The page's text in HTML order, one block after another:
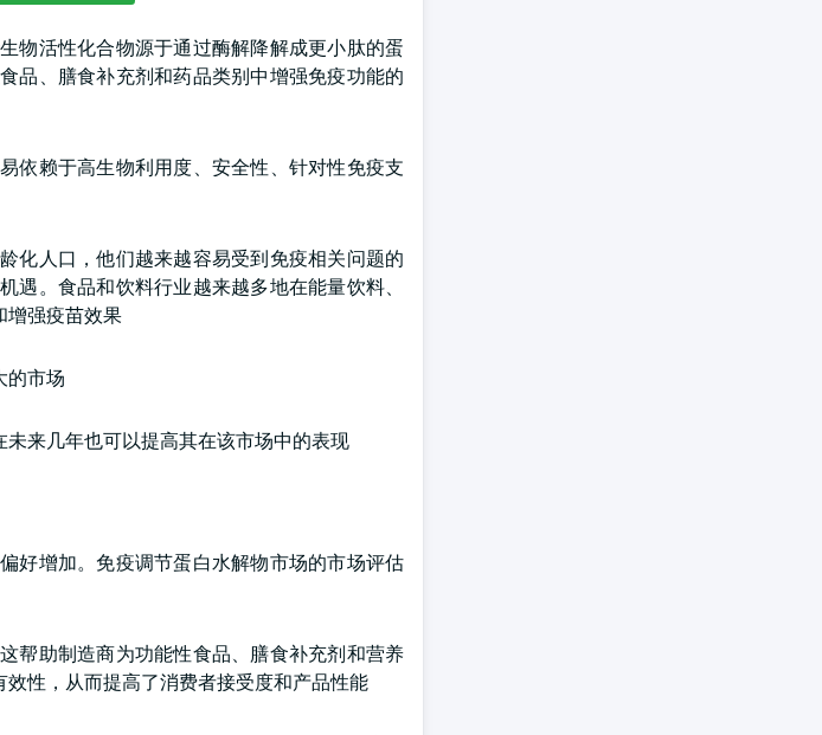
物活性化合物源于通过酶解降解成更小肽的蛋
品、膳食补充剂和药品类别中增强免疫功能的
依赖于高生物利用度、安全性、针对性免疫支
化人口，他们越来越容易受到免疫相关问题的
。食品和饮料行业越来越多地在能量饮料、
增强疫苗效果
的市场
来几年也可以提高其在该市场中的表现
好增加。免疫调节蛋白水解物市场的市场评估
帮助制造商为功能性食品、膳食补充剂和营养
性，从而提高了消费者接受度和产品性能